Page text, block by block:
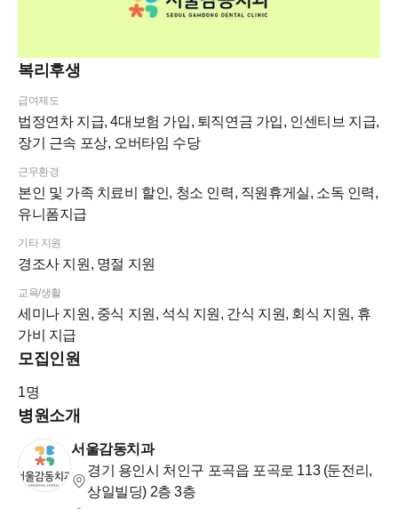
복리후생
급여제도
법정연차 지급, 4대보험 가입, 퇴직연금 가입, 인센티브 지급,
장기 근속 포상, 오버타임 수당
근무환경
본인 및 가족 치료비 할인, 청소 인력, 직원휴게실, 소독 인력,
유니폼지급
기타 지원
경조사 지원, 명절 지원
교육/생활
세미나 지원, 중식 지원, 석식 지원, 간식 지원, 회식 지원, 휴
가비 지급
모집인원
1명
병원소개
서울감동치과
경기 용인시 처인구 포곡읍 포곡로 113 (둔전리,
상일빌딩) 2층 3층